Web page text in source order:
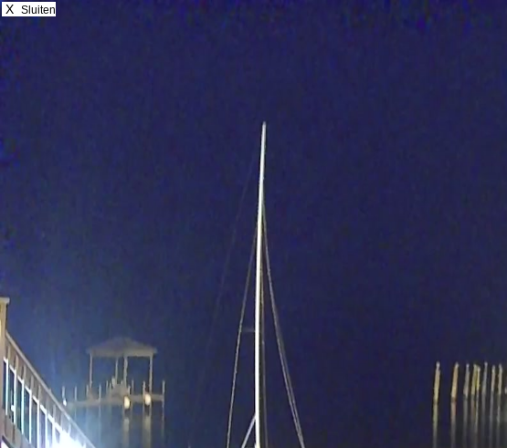
X Sluiten